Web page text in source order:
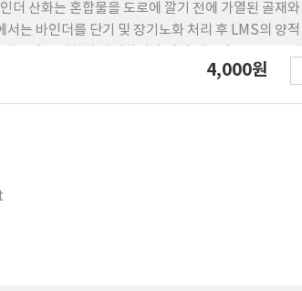
더 산화는 혼합물을 도로에 깔기 전에 가열된 골재
는 바인더를 단기 및 장기노화 처리 후 LMS의 양
기노화 후 2배 이상의 증가를 나타냈다. 본 연구에서
가 노화 처리되는 동안에 일반 아스팔트보다 덜 노
화 노화작용을 방해하기 때문인 것으로 보인다.
4,000원